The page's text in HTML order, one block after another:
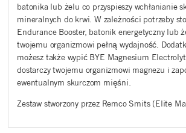
batonika lub żelu co przyspieszy wchłanianie
mineralnych do krwi. W zależności potrzeby
Endurance Booster, batonik energetyczny lub
twojemu organizmowi pełną wydajność.
możesz także wypić BYE Magnesium
dostarczy twojemu organizmowi magnezu i
ewentualnym skurczom mięśni.
Zestaw stworzony przez Remco Smits (Elite